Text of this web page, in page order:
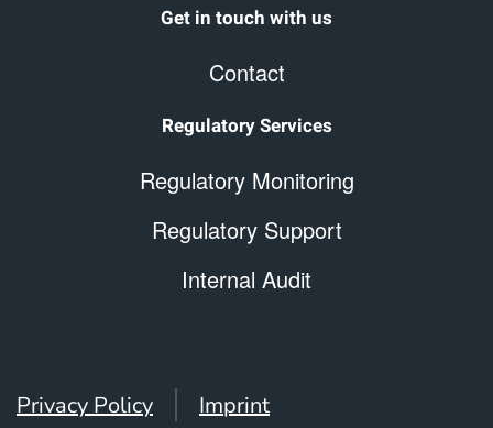
Get in touch with us
Contact
Regulatory Services
Regulatory Monitoring
Regulatory Support
Internal Audit
Privacy Policy Imprint